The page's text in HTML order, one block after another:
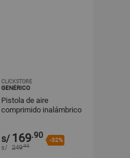
CLICKSTORE
GENÉRICO
Pistola de aire
comprimido inalámbrico
s/ 169.90
-32%
s/ 249.90